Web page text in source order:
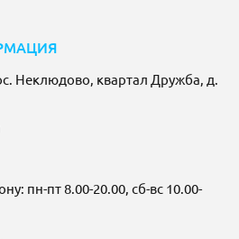
Неклюдово, квартал Дружба, д.
пн-пт 8.00-20.00, сб-вс 10.00-